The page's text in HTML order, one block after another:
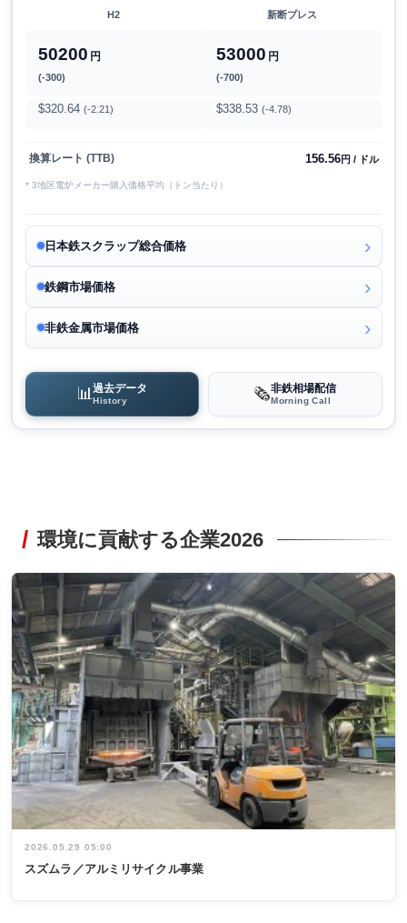
H2 新断プレス
50200 円
(-300)
53000 円
(-700)
$320.64 (-2.21) $338.53 (-4.78)
換算レート (TTB) 156.56円 / ドル
* 3地区電炉メーカー購入価格平均（トン当たり）
日本鉄スクラップ総合価格
鉄鋼市場価格
非鉄金属市場価格
📊過去データ
History 🗞️非鉄相場配信
Morning Call
環境に貢献する企業2026
2026.05.29 05:00
スズムラ／アルミリサイクル事業